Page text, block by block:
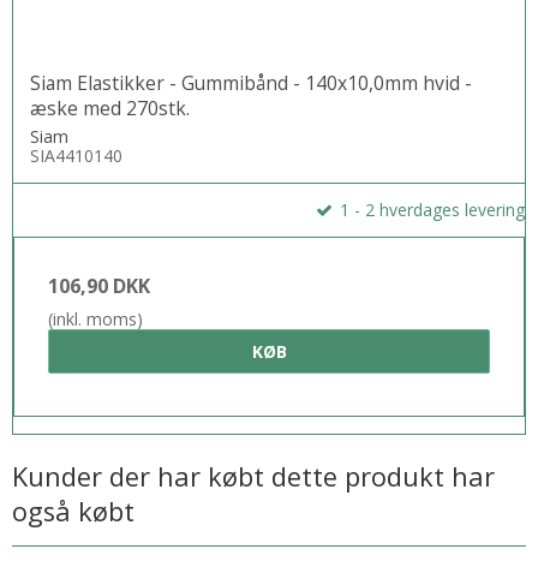
Siam Elastikker - Gummibånd - 140x10,0mm hvid -
æske med 270stk.
Siam
SIA4410140
1 - 2 hverdages levering
106,90 DKK
(inkl. moms)
KØB
Kunder der har købt dette produkt har
også købt